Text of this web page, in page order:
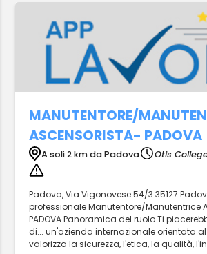
MANUTENTORE/
ASCENSORISTA- PADOVA
A soli 2 km da Padova Otis
Padova, Via Vigonovese 54/3 35127
professionale Manutentore/Manutentrice
PADOVA Panoramica del ruolo Ti
di... un'azienda internazionale orientata
valorizza la sicurezza, l'etica, la qualità,